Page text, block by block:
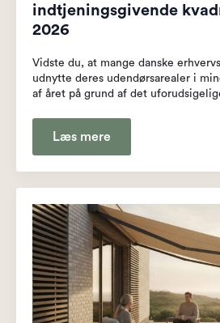
indtjeningsgivende
2026
Vidste du, at mange danske
udnytte deres udendørsarealer i
af året på grund af det
Læs mere